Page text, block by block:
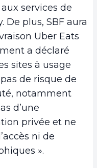
services de
plus, SBF aura
Uber Eats
a déclaré
sites à usage
de risque de
notamment
d’une
privée et ne
ni de
».